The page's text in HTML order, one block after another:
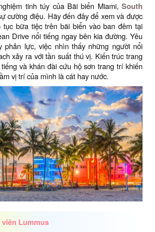
tinh túy của Bãi biển Miami, South
cường điệu. Hãy đến đây để xem và được
tục bữa tiệc trên bãi biển vào ban đêm tại
Drive nổi tiếng ngay bên kia đường. Yêu
phản lực, việc nhìn thấy những người nổi
xảy ra với tần suất thú vị. Kiến trúc trang
và khán đài cứu hộ sơn trang trí khiến
vị trí của mình là cát hay nước.
Lummus